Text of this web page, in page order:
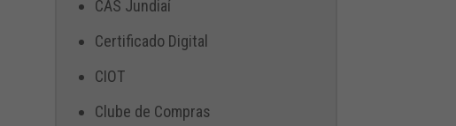
CAS Jundiaí
Certificado Digital
CIOT
Clube de Compras